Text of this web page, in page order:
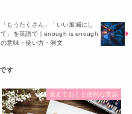
「もうたくさん」「いい加減にし
て」を英語で｜enough is enough
の意味・使い方・例文
覚えておくと便利な英語